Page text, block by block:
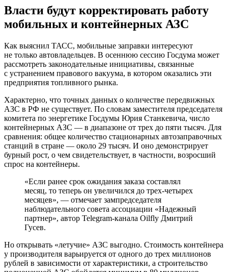
Власти будут корректировать работу
мобильных и контейнерных АЗС
Как выяснил ТАСС, мобильные заправки интересуют
не только автовладельцев. В осеннюю сессию Госдума может
рассмотреть законодательные инициативы, связанные
с устранением правового вакуума, в котором оказались эти
предприятия топливного рынка.
Характерно, что точных данных о количестве передвижных
АЗС в РФ не существует. По словам заместителя председателя
комитета по энергетике Госдумы Юрия Станкевича, число
контейнерных АЗС — в диапазоне от трех до пяти тысяч. Для
сравнения: общее количество стационарных автозаправочных
станций в стране — около 29 тысяч. И оно демонстрирует
бурный рост, о чем свидетельствует, в частности, возросший
спрос на контейнеры.
«Если ранее срок ожидания заказа составлял
месяц, то теперь он увеличился до трех-четырех
месяцев», — отмечает зампредседателя
наблюдательного совета ассоциации «Надежный
партнер», автор Telegram-канала Oilfly Дмитрий
Гусев.
Но открывать «летучие» АЗС выгодно. Стоимость контейнера
у производителя варьируется от одного до трех миллионов
рублей в зависимости от характеристики, а строительство